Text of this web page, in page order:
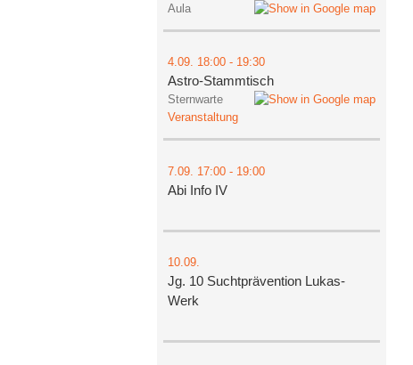
Aula
4.09. 18:00- 19:30
Astro-Stammtisch
Sternwarte
Veranstaltung
7.09. 17:00- 19:00
Abi Info IV
10.09.
Jg. 10 Suchtprävention Lukas-
Werk